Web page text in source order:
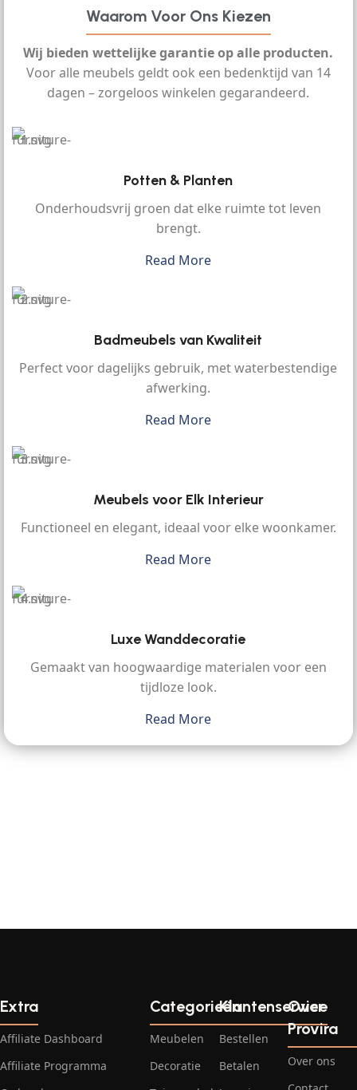
Waarom Voor Ons Kiezen
Wij bieden wettelijke garantie op alle producten.
Voor alle meubels geldt ook een bedenktijd van 14
dagen – zorgeloos winkelen gegarandeerd.
Potten & Planten
Onderhoudsvrij groen dat elke ruimte tot leven
brengt.
Read More
Badmeubels van Kwaliteit
Perfect voor dagelijks gebruik, met waterbestendige
afwerking.
Read More
Meubels voor Elk Interieur
Functioneel en elegant, ideaal voor elke woonkamer.
Read More
Luxe Wanddecoratie
Gemaakt van hoogwaardige materialen voor een
tijdloze look.
Read More
Extra
Affiliate Dashboard
Affiliate Programma
Categorieën
Meubelen
Decoratie
Klantenservice
Bestellen
Betalen
Over
Provira
Over ons